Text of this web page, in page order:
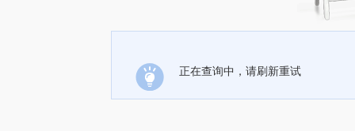
正在查询中，请刷新重试